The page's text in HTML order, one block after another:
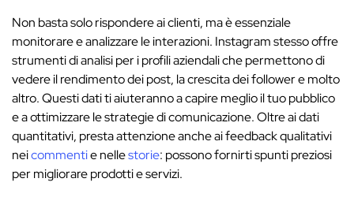
Non basta solo rispondere ai clienti, ma è essenziale
monitorare e analizzare le interazioni. Instagram stesso offre
strumenti di analisi per i profili aziendali che permettono di
vedere il rendimento dei post, la crescita dei follower e molto
altro. Questi dati ti aiuteranno a capire meglio il tuo pubblico
e a ottimizzare le strategie di comunicazione. Oltre ai dati
quantitativi, presta attenzione anche ai feedback qualitativi
neicommentie nellestorie: possono fornirti spunti preziosi
per migliorare prodotti e servizi.